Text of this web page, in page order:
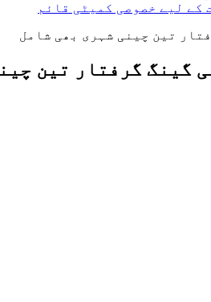
کے لیے خصوصی کمیٹی قائم
تین چینی شہری بھی شامل
گینگ گرفتار تین